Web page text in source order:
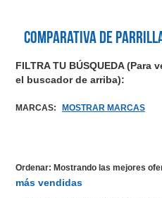
Comparativa de
FILTRA TU BÚSQUEDA
el buscador de arriba):
MARCAS: MOSTRAR MARCAS
Ordenar: Mostrando las mejores
más vendidas